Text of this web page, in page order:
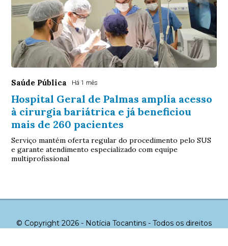
Saúde Pública Há 1 mês
Hospital Geral de Palmas amplia acesso
à cirurgia bariátrica e já beneficiou
mais de 260 pacientes
Serviço mantém oferta regular do procedimento pelo SUS
e garante atendimento especializado com equipe
multiprofissional
© Copyright 2026 - Notícia Tocantins - Todos os direitos